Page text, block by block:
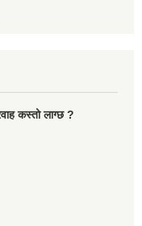
कस्तो लाग्छ ?